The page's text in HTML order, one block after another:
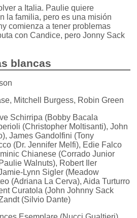
a Italia. Paulie quiere
la familia, pero es una misión
comienza a tener problemas
con Candice, pero Jonny Sack
blancas
Mitchell Burgess, Robin Green
Schirripa (Bobby Bacala
(Christopher Moltisanti), John
James Gandolfini (Tony
(Dr. Jennifer Melfi), Edie Falco
Chianese (Corrado Junior
Walnuts), Robert Iler
Lynn Sigler (Meadow
(Adriana La Cerva), Aida Turturro
Curatola (John Johnny Sack
(Silvio Dante)